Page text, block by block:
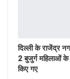
दिल्ली के राजेंद्र
2 बुजुर्ग महिलाओं के
किए गए